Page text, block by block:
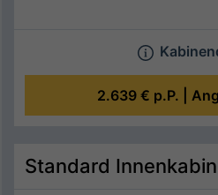
2.639 € p.P. |
Standard